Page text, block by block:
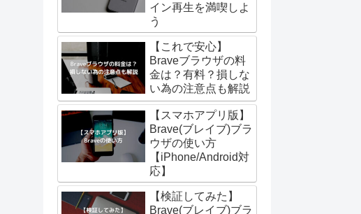
イン再生を満喫しよ
う
【これで安心】
Braveブラウザの料
金は？有料？損しな
い為の注意点も解説
【スマホアプリ版】
Brave(ブレイブ)ブラ
ウザの使い方
【iPhone/Android対
応】
【検証してみた】
Brave(ブレイブ)ブラ